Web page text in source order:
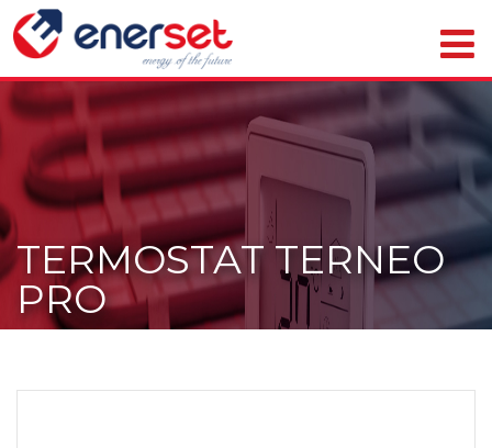
TERMOSTAT TERNEO
PRO